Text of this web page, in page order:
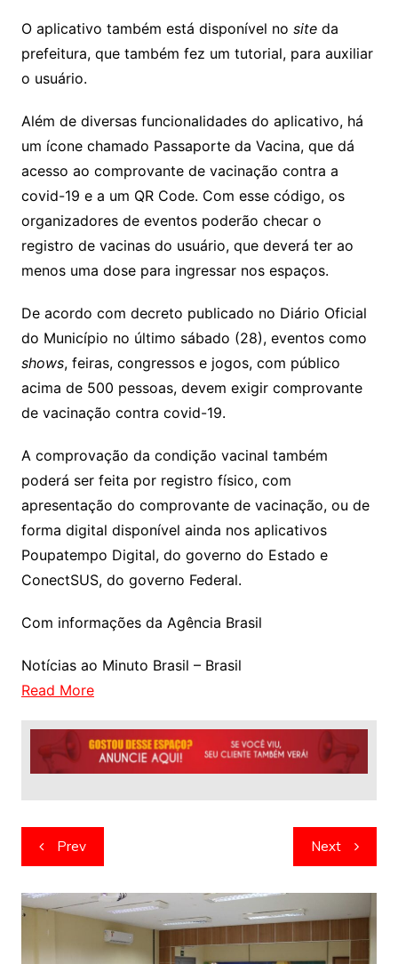
O aplicativo também está disponível no siteda
prefeitura, que também fez um tutorial, para auxiliar
o usuário.
Além de diversas funcionalidades do aplicativo, há
um ícone chamado Passaporte da Vacina, que dá
acesso ao comprovante de vacinação contra a
covid-19 e a um QR Code. Com esse código, os
organizadores de eventos poderão checar o
registro de vacinas do usuário, que deverá ter ao
menos uma dose para ingressar nos espaços.
De acordo com decreto publicado no Diário Oficial
do Município no último sábado (28), eventos como
shows, feiras, congressos e jogos, com público
acima de 500 pessoas, devem exigir comprovante
de vacinação contra covid-19.
A comprovação da condição vacinal também
poderá ser feita por registro físico, com
apresentação do comprovante de vacinação, ou de
forma digital disponível ainda nos aplicativos
Poupatempo Digital, do governo do Estado e
ConectSUS, do governo Federal.
Com informações da Agência Brasil
Notícias ao Minuto Brasil – Brasil
Read More
Navegação
de
artigos
Prev Next